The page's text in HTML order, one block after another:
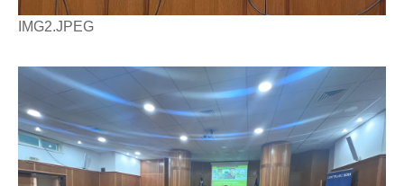
IMG2.JPEG